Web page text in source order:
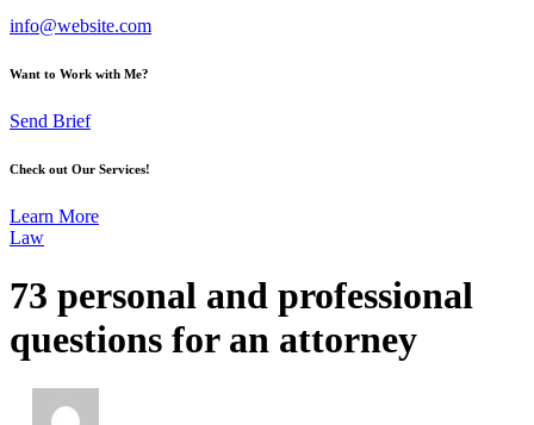
info@website.com
Want to Work with Me?
Send Brief
Check out Our Services!
Learn More
Law
73 personal and professional
questions for an attorney